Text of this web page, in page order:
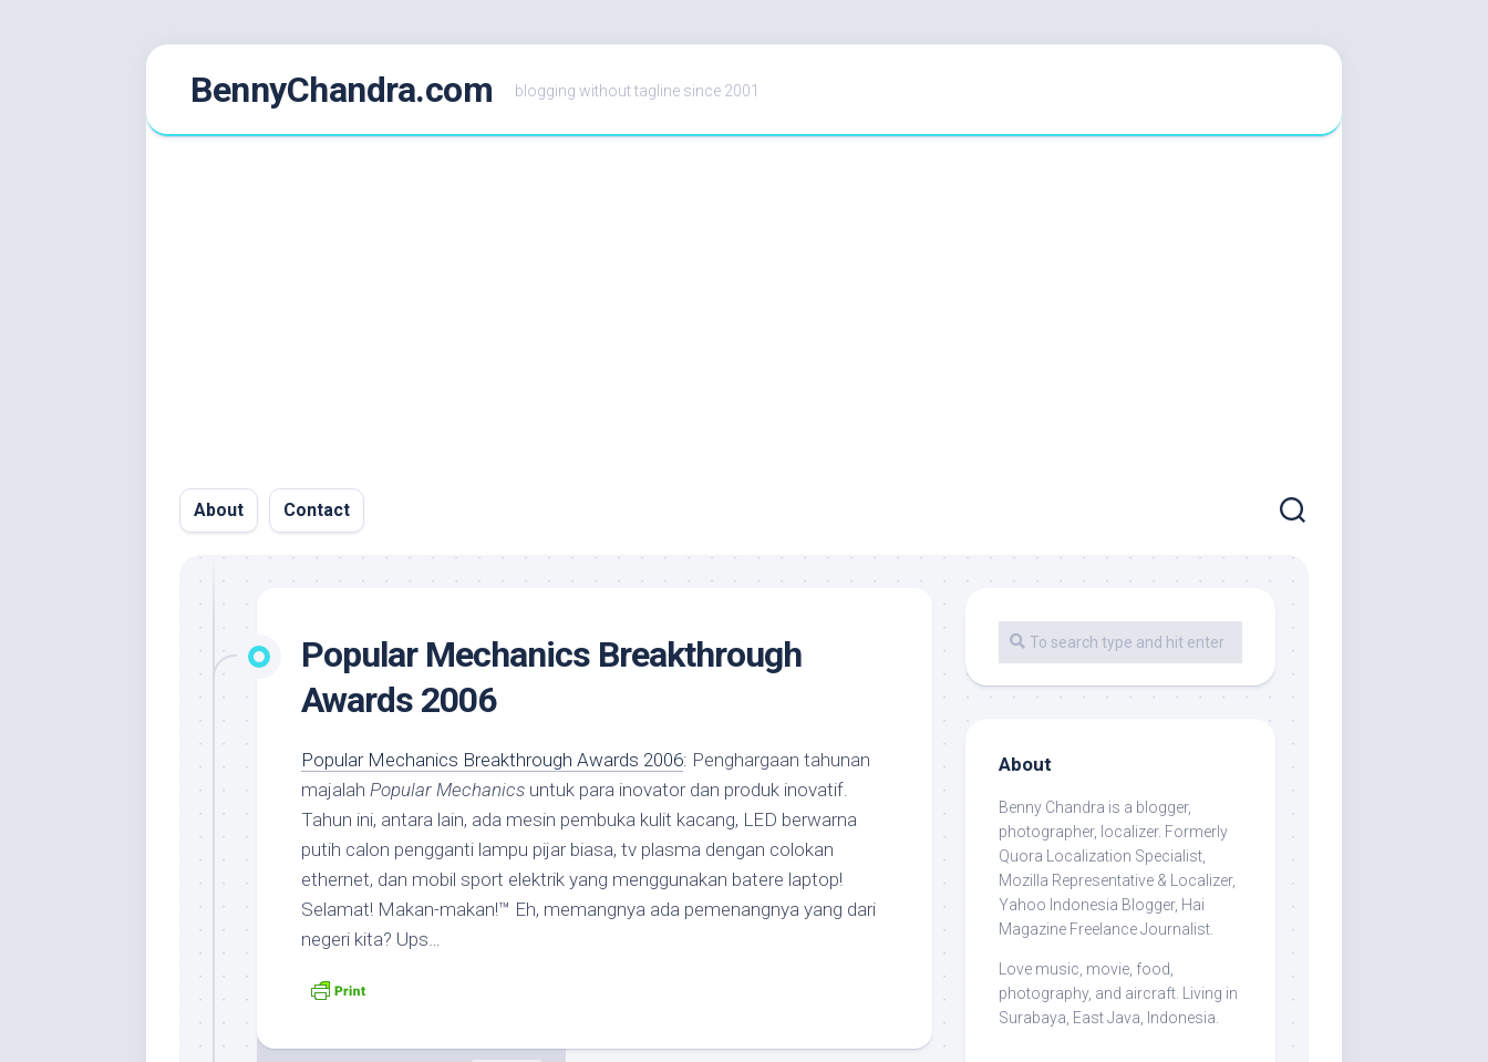
BennyChandra.com blogging without tagline since 2001
About Contact
Popular Mechanics Breakthrough
Awards 2006
Popular Mechanics Breakthrough Awards 2006: Penghargaan tahunan
majalah Popular Mechanics untuk para inovator dan produk inovatif.
Tahun ini, antara lain, ada mesin pembuka kulit kacang, LED berwarna
putih calon pengganti lampu pijar biasa, tv plasma dengan colokan
ethernet, dan mobil sport elektrik yang menggunakan batere laptop!
Selamat! Makan-makan!™ Eh, memangnya ada pemenangnya yang dari
negeri kita? Ups…
About
Benny Chandra is a blogger,
photographer, localizer. Formerly
Quora Localization Specialist,
Mozilla Representative & Localizer,
Yahoo Indonesia Blogger, Hai
Magazine Freelance Journalist.
Love music, movie, food,
photography, and aircraft. Living in
Surabaya, East Java, Indonesia.